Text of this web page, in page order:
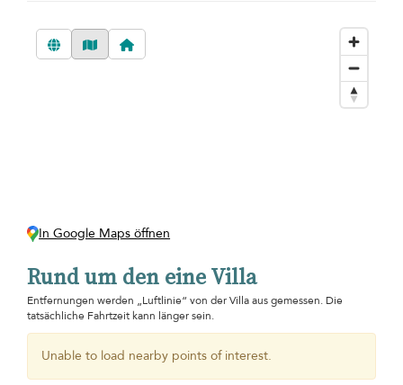
In Google Maps öffnen
Rund um den eine Villa
Entfernungen werden „Luftlinie“ von der Villa aus gemessen. Die
tatsächliche Fahrtzeit kann länger sein.
Unable to load nearby points of interest.